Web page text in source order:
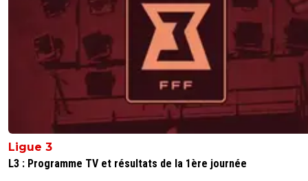
Ligue 3
L3 : Programme TV et résultats de la 1ère journée